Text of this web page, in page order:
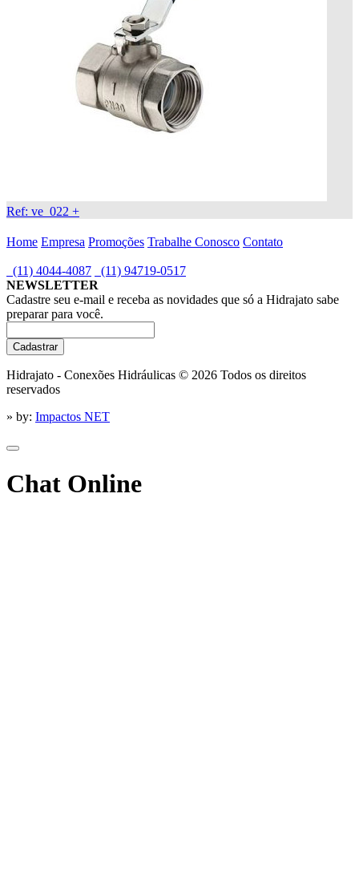
Ref: ve_022 +
Home Empresa Promoções Trabalhe Conosco Contato
(11) 4044-4087
(11) 94719-0517
NEWSLETTER
Cadastre seu e-mail e receba as novidades que só a Hidrajato sabe
preparar para você.
Hidrajato - Conexões Hidráulicas © 2026 Todos os direitos
reservados
» by: Impactos NET
Chat Online